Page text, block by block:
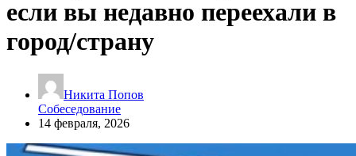
если вы недавно переехали в
город/страну
Никита Попов
Собеседование
14 февраля, 2026